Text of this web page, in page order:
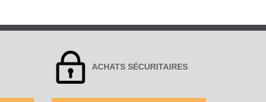
ACHATS SÉCURITAIRES